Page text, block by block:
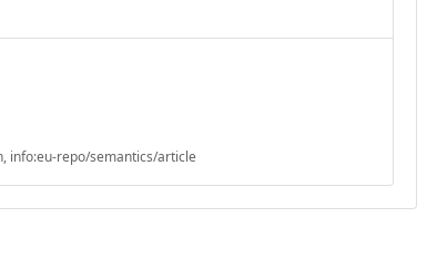
info:eu-repo/semantics/article